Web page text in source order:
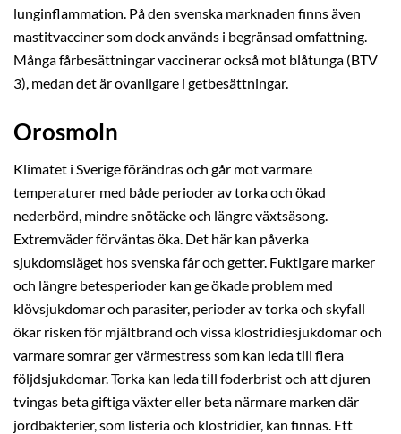
lunginflammation. På den svenska marknaden finns även
mastitvacciner som dock används i begränsad omfattning.
Många fårbesättningar vaccinerar också mot blåtunga (BTV
3), medan det är ovanligare i getbesättningar.
Orosmoln
Klimatet i Sverige förändras och går mot varmare
temperaturer med både perioder av torka och ökad
nederbörd, mindre snötäcke och längre växtsäsong.
Extremväder förväntas öka. Det här kan påverka
sjukdomsläget hos svenska får och getter. Fuktigare marker
och längre betesperioder kan ge ökade problem med
klövsjukdomar och parasiter, perioder av torka och skyfall
ökar risken för mjältbrand och vissa klostridiesjukdomar och
varmare somrar ger värmestress som kan leda till flera
följdsjukdomar. Torka kan leda till foderbrist och att djuren
tvingas beta giftiga växter eller beta närmare marken där
jordbakterier, som listeria och klostridier, kan finnas. Ett